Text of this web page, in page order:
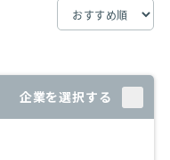
企業を選択する